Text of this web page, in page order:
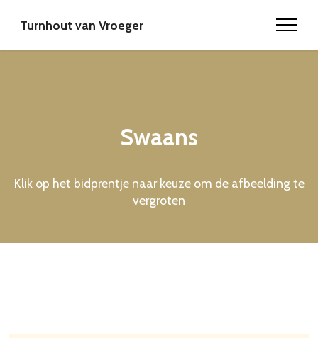
Turnhout van Vroeger
Swaans
Klik op het bidprentje naar keuze om de afbeelding te
vergroten